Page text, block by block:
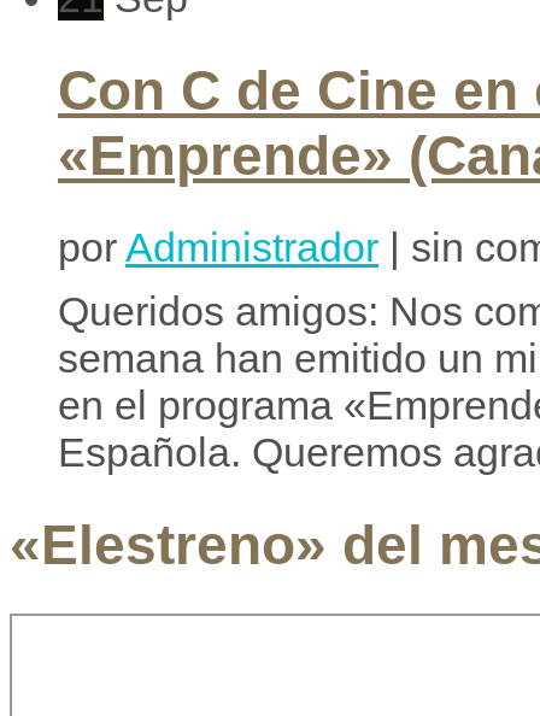
Con C de Cine
«Emprende»
porAdministrador | sin
Queridos amigos: Nos
semana han emitido un
en el programa
Española. Queremos
«Elestreno» del